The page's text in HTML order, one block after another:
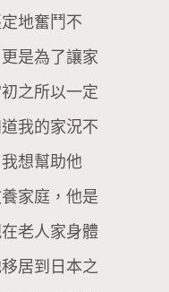
地奮鬥不
是為了讓家
之所以一定
我的家況不
想幫助他
家庭，他是
老人家身體
居到日本之